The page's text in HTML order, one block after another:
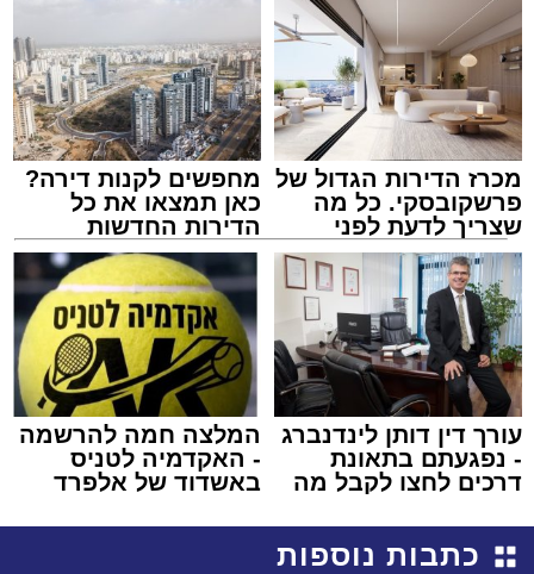
מכרז הדירות הגדול של
פרשקובסקי. כל מה
שצריך לדעת לפני
שמגישים הצעה לדירה
באשדוד
מחפשים לקנות דירה?
כאן תמצאו את כל
הדירות החדשות
למכירה באשדוד >>>
עורך דין דותן לינדנברג
- נפגעתם בתאונת
דרכים לחצו לקבל מה
המלצה חמה להרשמה
- האקדמיה לטניס
באשדוד של אלפרד
כתבות נוספות